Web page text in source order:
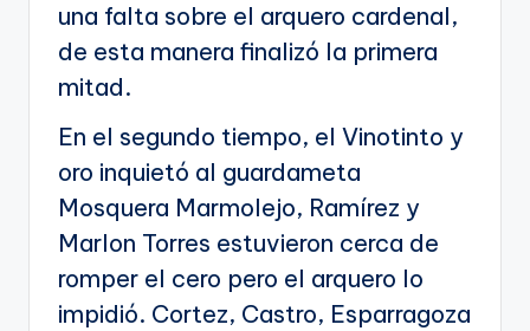
una falta sobre el arquero cardenal,
de esta manera finalizó la primera
mitad.
En el segundo tiempo, el Vinotinto y
oro inquietó al guardameta
Mosquera Marmolejo, Ramírez y
Marlon Torres estuvieron cerca de
romper el cero pero el arquero lo
impidió. Cortez, Castro, Esparragoza